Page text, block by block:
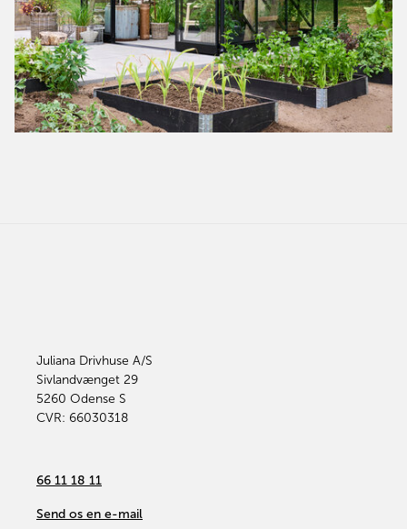
Juliana Drivhuse A/S
Sivlandvænget 29
5260 Odense S
CVR: 66030318
66 11 18 11
Send os en e-mail